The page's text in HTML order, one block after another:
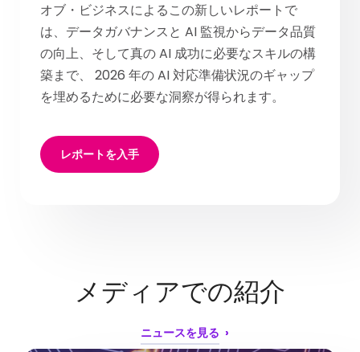
オブ・ビジネスによるこの新しいレポートで
は、データガバナンスと AI 監視からデータ品質
の向上、そして真の AI 成功に必要なスキルの構
築まで、 2026 年の AI 対応準備状況のギャップ
を埋めるために必要な洞察が得られます。
レポートを入手
メディアでの紹介
ニュースを見る